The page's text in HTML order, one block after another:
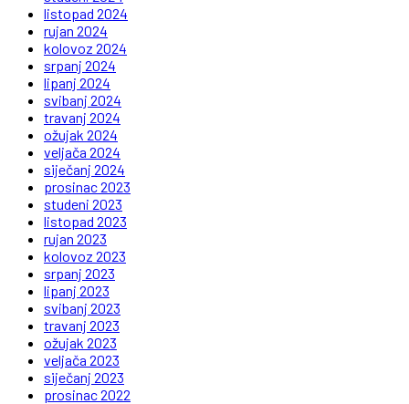
listopad 2024
rujan 2024
kolovoz 2024
srpanj 2024
lipanj 2024
svibanj 2024
travanj 2024
ožujak 2024
veljača 2024
siječanj 2024
prosinac 2023
studeni 2023
listopad 2023
rujan 2023
kolovoz 2023
srpanj 2023
lipanj 2023
svibanj 2023
travanj 2023
ožujak 2023
veljača 2023
siječanj 2023
prosinac 2022